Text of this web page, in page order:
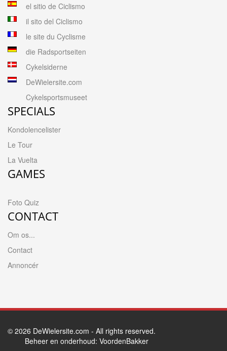
el sitio de Ciclismo
il sito del Ciclismo
le site du Cyclisme
die Radsportseiten
Cykelsiderne
DeWielersite.com
Cykelsportsmuseet
SPECIALS
Kondolencelister
Le Tour
La Vuelta
GAMES
Foto Quiz
CONTACT
Om os...
Contact
Annoncér
© 2026 DeWielersite.com - All rights reserved.
Beheer en onderhoud: VoordenBakker